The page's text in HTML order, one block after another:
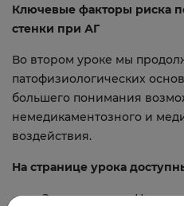
Ключевые факторы риска
стенки при АГ
Во втором уроке мы
патофизиологических
большего понимания
немедикаментозного и
воздействия.
На странице урока
Запись лекции